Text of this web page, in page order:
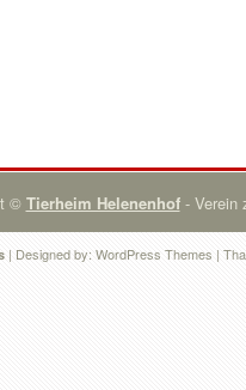
© Tierheim Helenenhof- Verein
| Designed by: WordPress Themes |